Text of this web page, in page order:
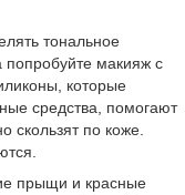
тональное
макияж с
которые
средства, помогают
скользят по коже.
прыщи и красные